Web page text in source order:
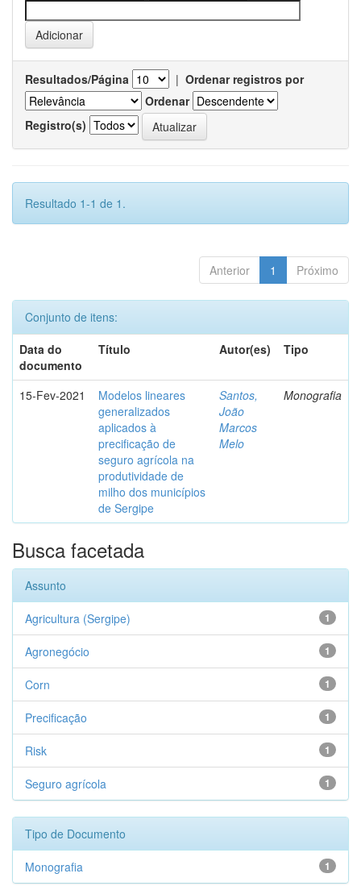
Resultados/Página | Ordenar registros por
Ordenar
Registro(s)
Resultado 1-1 de 1.
Anterior 1 Próximo
Conjunto de itens:
Data do
documento
Título Autor(es) Tipo
15-Fev-2021
Modelos lineares
generalizados
aplicados à
precificação de
seguro agrícola na
produtividade de
milho dos municípios
de Sergipe
Santos,
João
Marcos
Melo
Monografia
Busca facetada
Assunto
1
Agricultura (Sergipe)
1
Agronegócio
1
Corn
1
Precificação
1
Risk
1
Seguro agrícola
Tipo de Documento
1
Monografia